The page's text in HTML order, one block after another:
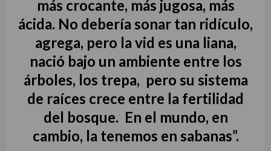
más crocante, más jugosa, más
ácida. No debería sonar tan ridículo,
agrega, pero la vid es una liana,
nació bajo un ambiente entre los
árboles, los trepa, pero su sistema
de raíces crece entre la fertilidad
del bosque. En el mundo, en
cambio, la tenemos en sabanas”.